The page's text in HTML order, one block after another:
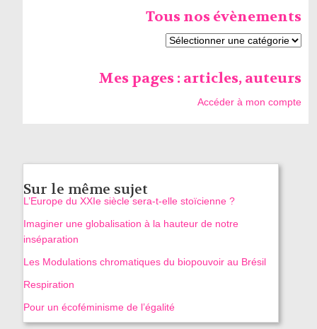
Tous nos évènements
Mes pages : articles, auteurs
Accéder à mon compte
Sur le même sujet
L’Europe du XXIe siècle sera-t-elle stoïcienne ?
Imaginer une globalisation à la hauteur de notre
inséparation
Les Modulations chromatiques du biopouvoir au Brésil
Respiration
Pour un écoféminisme de l’égalité